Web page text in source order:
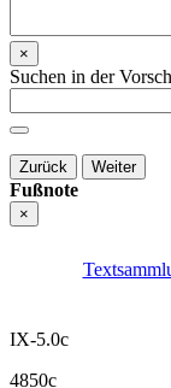
×
Suchen in der
Zurück Weiter
Fußnote
×
IX-5.0c
4850c